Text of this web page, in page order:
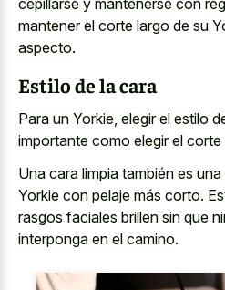
mantener el corte largo de su
aspecto.
Estilo de la cara
Para un Yorkie, elegir el estilo
importante como elegir el
Una cara limpia también es
Yorkie con pelaje más corto.
rasgos faciales brillen sin que
interponga en el camino.